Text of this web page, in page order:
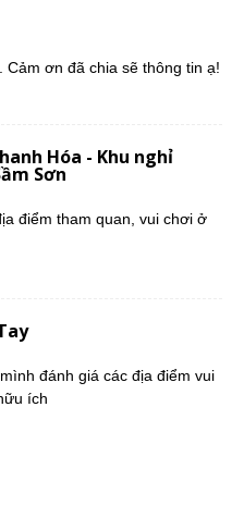
ơn đã chia sẽ thông tin ạ!
Hóa - Khu nghỉ
Sơn
điểm tham quan, vui chơi ở
đánh giá các địa điểm vui
ích